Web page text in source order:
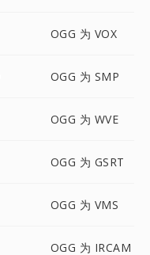
OGG 为 VOX
OGG 为 SMP
OGG 为 WVE
OGG 为 GSRT
OGG 为 VMS
OGG 为 IRCAM